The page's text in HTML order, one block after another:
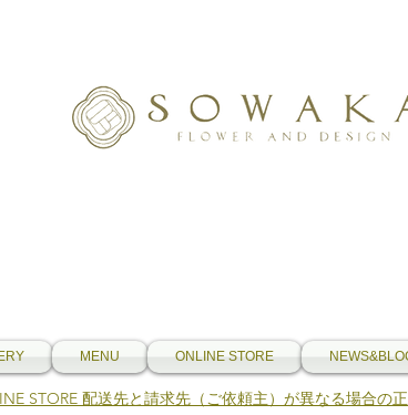
MENU ONLINE STORE
STORE 配送先と請求先（ご依頼主）が異なる場合の